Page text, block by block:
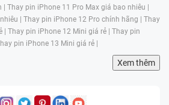
| Thay pin iPhone 11 Pro Max giá bao nhiêu |
| Thay pin iPhone 12 Pro chính hãng | Thay
| Thay pin iPhone 12 Mini giá rẻ | Thay pin
pin iPhone 13 Mini giá rẻ |
Xem thêm